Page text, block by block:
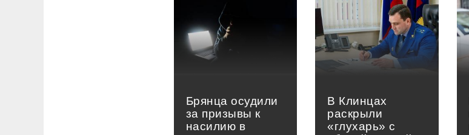
Брянца осудили
за призывы к
насилию в
В Клинцах
раскрыли
«глухарь» с